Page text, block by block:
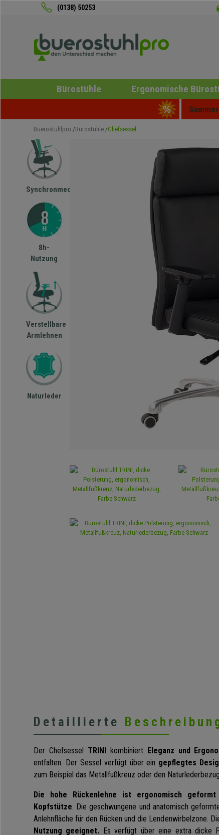
(0138) 50253
Bürostühle Ergonomische
Buerostuhlpro Bürostühle Chefsessel
Synchronmechanik
8h-
Nutzung
Verstellbare
Armlehnen
Naturleder
Detaillierte
Der Chefsessel TRINIkombiniert Eleganz und
entfalten. Der Sessel verfügt über ein gepflegtes
zum Beispiel das Metallfußkreuz oder den
Die hohe Rückenlehne ist ergonomisch
Kopfstütze. Die geschwungene und anatomisch
Anlehnfläche für den Rücken und die Lendenwirbelzone.
Nutzung geeignet. Es verfügt über eine extra dicke